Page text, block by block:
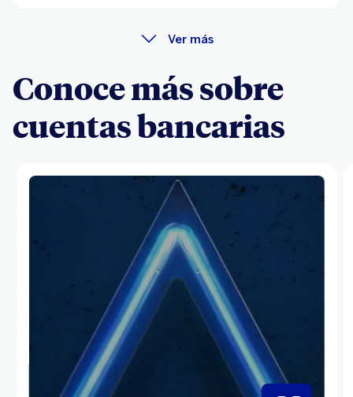
Ver más
Conoce más sobre
cuentas bancarias